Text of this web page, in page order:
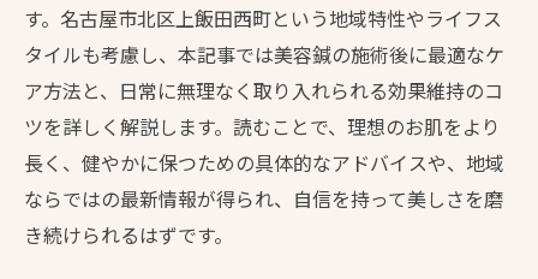
す。名古屋市北区上飯田西町という地域特性やライフス
タイルも考慮し、本記事では美容鍼の施術後に最適なケ
ア方法と、日常に無理なく取り入れられる効果維持のコ
ツを詳しく解説します。読むことで、理想のお肌をより
長く、健やかに保つための具体的なアドバイスや、地域
ならではの最新情報が得られ、自信を持って美しさを磨
き続けられるはずです。